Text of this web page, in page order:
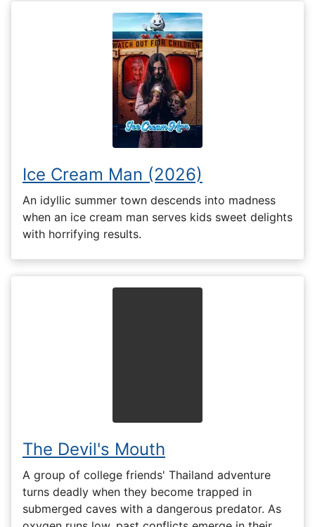
Ice Cream Man (2026)
An idyllic summer town descends into madness
when an ice cream man serves kids sweet delights
with horrifying results.
The Devil's Mouth
A group of college friends' Thailand adventure
turns deadly when they become trapped in
submerged caves with a dangerous predator. As